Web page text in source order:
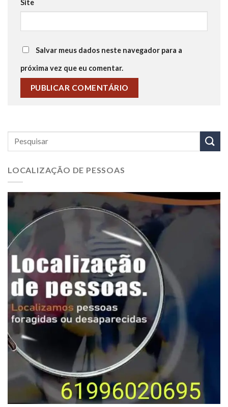
Site
Salvar meus dados neste navegador para a
próxima vez que eu comentar.
LOCALIZAÇÃO DE PESSOAS